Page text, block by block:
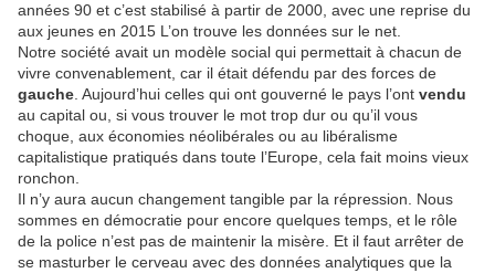
années 90 et c’est stabilisé à partir de 2000, avec une reprise du
aux jeunes en 2015 L’on trouve les données sur le net.
Notre société avait un modèle social qui permettait à chacun de
vivre convenablement, car il était défendu par des forces de
gauche . Aujourd’hui celles qui ont gouverné le pays l’ont vendu
au capital ou, si vous trouver le mot trop dur ou qu’il vous
choque, aux économies néolibérales ou au libéralisme
capitalistique pratiqués dans toute l’Europe, cela fait moins vieux
ronchon.
Il n’y aura aucun changement tangible par la répression. Nous
sommes en démocratie pour encore quelques temps, et le rôle
de la police n’est pas de maintenir la misère. Et il faut arrêter de
se masturber le cerveau avec des données analytiques que la